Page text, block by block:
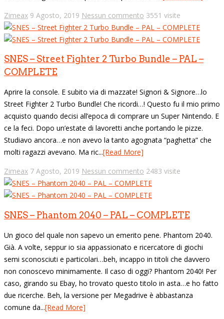
Zimeax 9 Agosto, 2019 Nessun commento 3551 visite
SNES – Street Fighter 2 Turbo Bundle – PAL –
COMPLETE
Aprire la console. E subito via di mazzate! Signori & Signore…lo
Street Fighter 2 Turbo Bundle! Che ricordi…! Questo fu il mio primo
acquisto quando decisi all’epoca di comprare un Super Nintendo. E
ce la feci. Dopo un’estate di lavoretti anche portando le pizze.
Studiavo ancora…e non avevo la tanto agognata “paghetta” che
molti ragazzi avevano. Ma ric...[Read More]
Zimeax 7 Agosto, 2019 Nessun commento 2483 visite
SNES – Phantom 2040 – PAL – COMPLETE
Un gioco del quale non sapevo un emerito pene. Phantom 2040.
Già. A volte, seppur io sia appassionato e ricercatore di giochi
semi sconosciuti e particolari…beh, incappo in titoli che davvero
non conoscevo minimamente. Il caso di oggi? Phantom 2040! Per
caso, girando su Ebay, ho trovato questo titolo in asta…e ho fatto
due ricerche. Beh, la versione per Megadrive è abbastanza
comune da...[Read More]